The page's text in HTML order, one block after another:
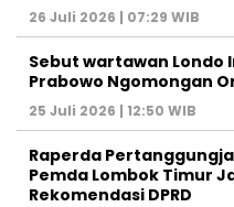
26 Juli 2026 | 07:29 WIB
Sebut wartawan Londo
Prabowo Ngomongan
25 Juli 2026 | 12:50 WIB
Raperda
Pemda Lombok Timur
Rekomendasi DPRD